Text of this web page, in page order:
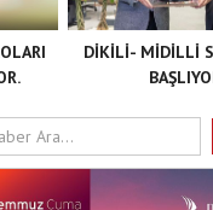
DİKİLİ- MİDİLLİ